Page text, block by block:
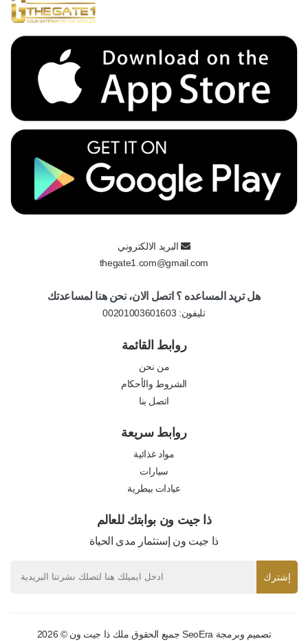
البريد الالكتروني
thegate1.com@gmail.com
هل تريد المساعده ؟ اتصل الان، نحن هنا لمساعدتك
تليفون: 00201003601603
روابط القائمة
من نحن
الشروط والأحكام
اتصل بنا
روابط سريعة
مواد غذائية
سيارات
عيادات بيطرية
ذا جيت ون بوابتك للعالم
ذا جيت ون إستثمار مدى الحياة
إشترك
جميع الحقوق ملك ذا جيت ون © 2026SeoEra تصميم وبرمجة